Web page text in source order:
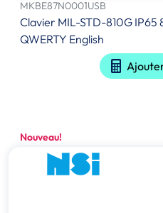
MKBE87N0001USB
Clavier MIL-STD-810G
QWERTY English
Nouveau!